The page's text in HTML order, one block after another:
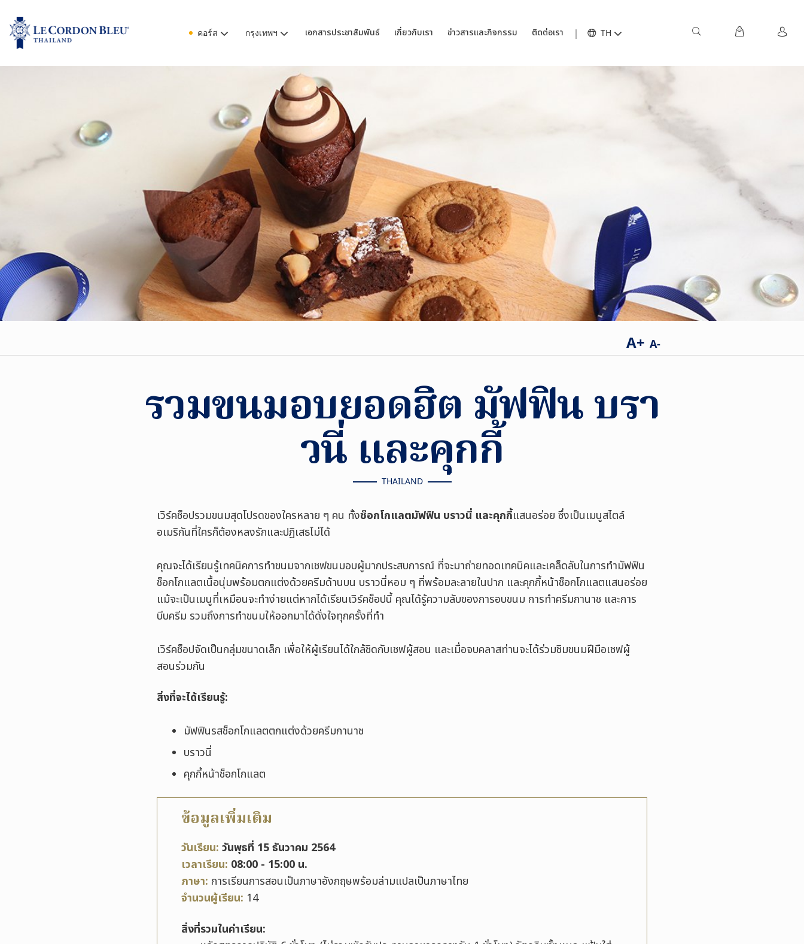
คอร์ส กรุงเทพฯ เอกสารประชาสัมพันธ์ เกี่ยวกับเรา ข่าวสารและกิจกรรม ติดต่อเรา TH
A+ A-
รวมขนมอบยอดฮิต มัฟฟิน บรา
วนี่ และคุกกี้
THAILAND
เวิร์คช็อปรวมขนมสุดโปรดของใครหลาย ๆ คน ทั้งช็อกโกแลตมัฟฟิน บราวนี่ และคุกกี้แสนอร่อย ซึ่งเป็นเมนูสไตล์
อเมริกันที่ใครก็ต้องหลงรักและปฏิเสธไม่ได้
คุณจะได้เรียนรู้เทคนิคการทำขนมจากเชฟขนมอบผู้มากประสบการณ์ ที่จะมาถ่ายทอดเทคนิคและเคล็ดลับในการทำมัฟฟิน
ช็อกโกแลตเนื้อนุ่มพร้อมตกแต่งด้วยครีมด้านบน บราวนี่หอม ๆ ที่พร้อมละลายในปาก และคุกกี้หน้าช็อกโกแลตแสนอร่อย
แม้จะเป็นเมนูที่เหมือนจะทำง่ายแต่หากได้เรียนเวิร์คช็อปนี้ คุณได้รู้ความลับของการอบขนม การทำครีมกานาช และการ
บีบครีม รวมถึงการทำขนมให้ออกมาได้ดั่งใจทุกครั้งที่ทำ
เวิร์คช็อปจัดเป็นกลุ่มขนาดเล็ก เพื่อให้ผู้เรียนได้ใกล้ชิดกับเชฟผู้สอน และเมื่อจบคลาสท่านจะได้ร่วมชิมขนมฝีมือเชฟผู้
สอนร่วมกัน
สิ่งที่จะได้เรียนรู้:
มัฟฟินรสช็อกโกแลตตกแต่งด้วยครีมกานาช
บราวนี่
คุกกี้หน้าช็อกโกแลต
ข้อมูลเพิ่มเติม
วันเรียน: วันพุธที่ 15 ธันวาคม 2564
เวลาเรียน: 08:00 - 15:00 น.
ภาษา: การเรียนการสอนเป็นภาษาอังกฤษพร้อมล่ามแปลเป็นภาษาไทย
จำนวนผู้เรียน: 14
สิ่งที่รวมในค่าเรียน: